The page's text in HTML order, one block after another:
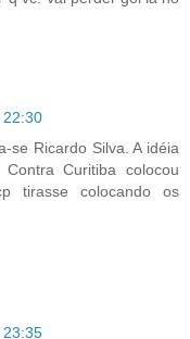
se Ricardo Silva. A idéia
Curitiba colocou
tirasse colocando os